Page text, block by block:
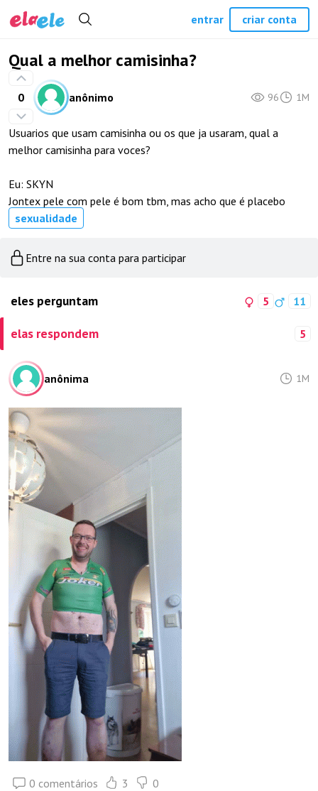
Qual a melhor camisinha?
0 anônimo 96 1M
Usuarios que usam camisinha ou os que ja usaram, qual a
melhor camisinha para voces?
Eu: SKYN
Jontex pele com pele é bom tbm, mas acho que é placebo
sexualidade
Entre na sua conta para participar
eles perguntam 5 11
elas respondem 5
anônima 1M
0 comentários 3 0
entrar criar conta